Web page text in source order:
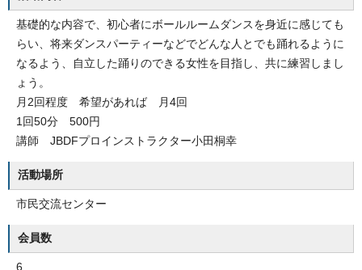
基礎的な内容で、初心者にボールルームダンスを身近に感じても
らい、将来ダンスパーティーなどでどんな人とでも踊れるように
なるよう、自立した踊りのできる女性を目指し、共に練習しまし
ょう。
月2回程度 希望があれば 月4回
1回50分 500円
講師 JBDFプロインストラクター小田桐幸
活動場所
市民交流センター
会員数
6